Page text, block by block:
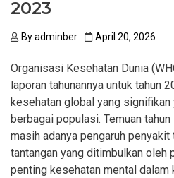
2023
Byadminber April 20, 2026
Organisasi Kesehatan Dunia
laporan tahunannya untuk tahun
kesehatan global yang
berbagai populasi. Temuan
masih adanya pengaruh
tantangan yang ditimbulkan oleh
penting kesehatan mental dalam